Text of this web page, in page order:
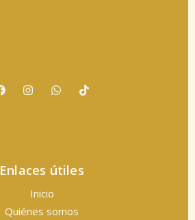
Enlaces útiles
Inicio
Quiénes somos